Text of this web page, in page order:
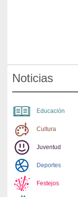
Noticias
Educación
Cultura
Juventud
Deportes
Festejos